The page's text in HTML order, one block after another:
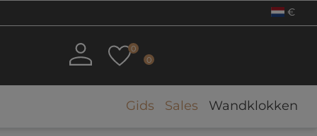
€
0
0
Gids Sales Wandklokken